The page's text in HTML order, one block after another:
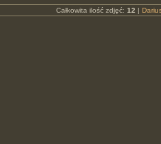
Całkowita ilość zdjęć: 12 |